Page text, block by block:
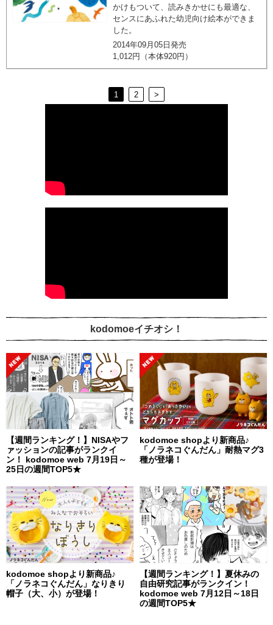
かけもついて、読みきかせにも最適な、
センスにあふれた幼児向け絵本ができま
した。
2014年09月05日発売
1,012円（本体920円）
1 2 >
kodomoeイチオシ！
【週間ランキング！】NISAやフ
ァッションの記事がランクイ
ン！ kodomoe web 7月19日～
25日の週間TOP5★
kodomoe shopより新商品♪
「ノラネコぐんだん」耐熱マグ3
種が登場！
kodomoe shopより新商品♪
「ノラネコぐんだん」なりきり
帽子（大、小）が登場！
【週間ランキング！】夏休みの
自由研究記事がランクイン！
kodomoe web 7月12日～18日
の週間TOP5★